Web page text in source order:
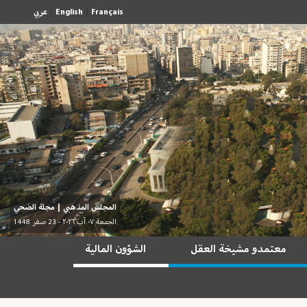
English Français عربي
المجلس المذهبي | مجلة الضحي
الجمعة ٠٧ آب ٢٠٢٦ - 23 صفر 1448
معتمدو مشيخة العقل الشؤون المالية